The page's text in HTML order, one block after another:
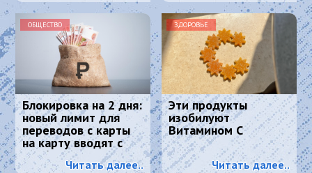
ОБЩЕСТВО
Блокировка на 2 дня:
новый лимит для
переводов с карты
на карту вводят с
2026 года
Читать далее..
ЗДОРОВЬЕ
Эти продукты
изобилуют
Витамином С
Читать далее..